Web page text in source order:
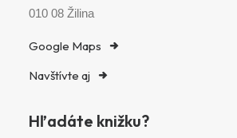
010 08 Žilina
Google Maps
Navštívte aj
Hľadáte knižku?